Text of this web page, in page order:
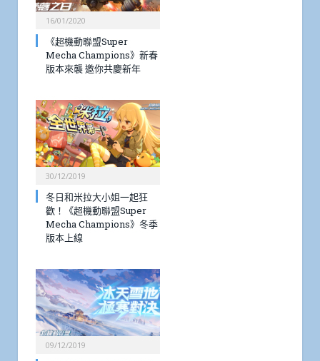
16/01/2020
《超機動聯盟Super
Mecha Champions》新春
版本來襲 邀你共慶新年
30/12/2019
冬日和米拉大小姐一起狂
歡！《超機動聯盟Super
Mecha Champions》冬季
版本上線
09/12/2019